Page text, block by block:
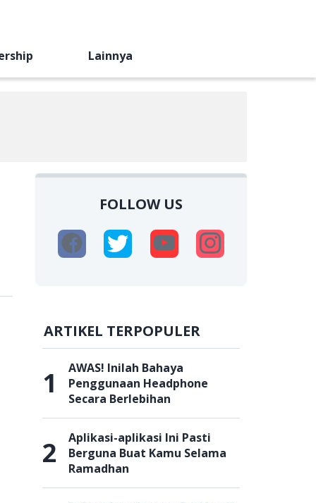
Lainnya
FOLLOW US
ARTIKEL TERPOPULER
1
AWAS! Inilah Bahaya
Penggunaan Headphone
Secara Berlebihan
2
Aplikasi-aplikasi Ini Pasti
Berguna Buat Kamu Selama
Ramadhan